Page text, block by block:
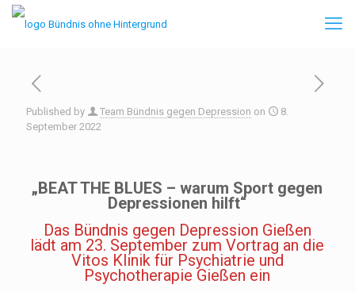
Published by Team Bündnis gegen Depression on
8.
September 2022
„BEAT THE BLUES – warum Sport gegen
Depressionen hilft“
Das Bündnis gegen Depression Gießen
lädt am 23. September zum Vortrag an die
Vitos Klinik für Psychiatrie und
Psychotherapie Gießen ein